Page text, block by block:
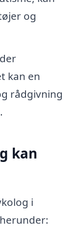
og
kan en
rådgivning
kan
i